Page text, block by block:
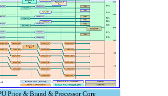
Price & Brand & Processor Core